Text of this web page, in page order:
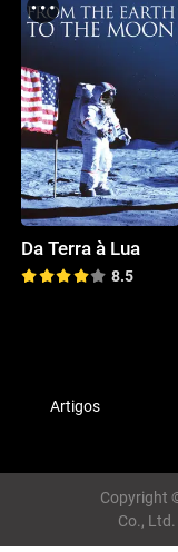
Da Terra à Lua
8.5
Artigos
Copyright
Co.,